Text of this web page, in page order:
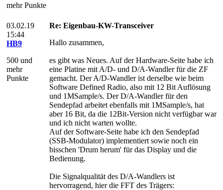
mehr Punkte
03.02.19
15:44
HB9
500 und
mehr
Punkte
Re: Eigenbau-KW-Transceiver
Hallo zusammen,
es gibt was Neues. Auf der Hardware-Seite habe ich
eine Platine mit A/D- und D/A-Wandler für die ZF
gemacht. Der A/D-Wandler ist derselbe wie beim
Software Defined Radio, also mit 12 Bit Auflösung
und 1MSample/s. Der D/A-Wandler für den
Sendepfad arbeitet ebenfalls mit 1MSample/s, hat
aber 16 Bit, da die 12Bit-Version nicht verfügbar war
und ich nicht warten wollte.
Auf der Software-Seite habe ich den Sendepfad
(SSB-Modulator) implementiert sowie noch ein
bisschen 'Drum herum' für das Display und die
Bedienung.
Die Signalqualität des D/A-Wandlers ist
hervorragend, hier die FFT des Trägers: